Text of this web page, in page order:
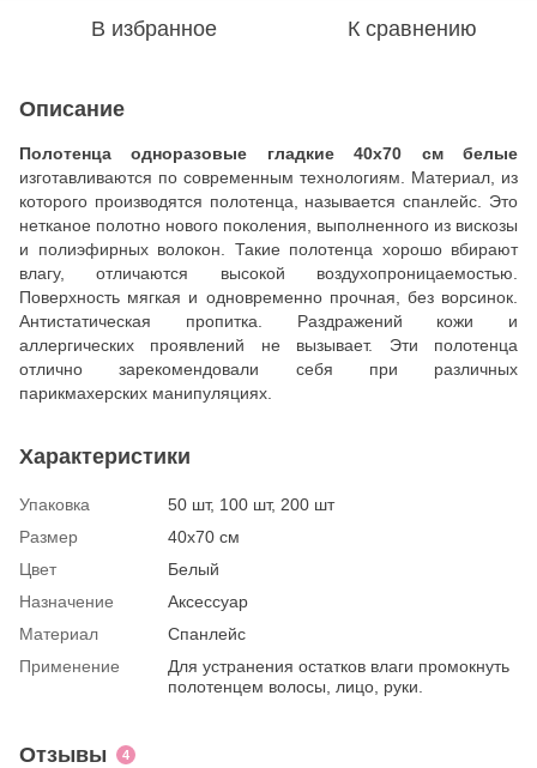
В избранное К сравнению
Описание
Полотенца одноразовые гладкие 40x70 см белые
изготавливаются по современным технологиям. Материал, из
которого производятся полотенца, называется спанлейс. Это
нетканое полотно нового поколения, выполненного из вискозы
и полиэфирных волокон. Такие полотенца хорошо вбирают
влагу, отличаются высокой воздухопроницаемостью.
Поверхность мягкая и одновременно прочная, без ворсинок.
Антистатическая пропитка. Раздражений кожи и
аллергических проявлений не вызывает. Эти полотенца
отлично зарекомендовали себя при различных
парикмахерских манипуляциях.
Характеристики
Упаковка
50 шт, 100 шт, 200 шт
Размер
40x70 см
Цвет
Белый
Назначение
Аксессуар
Материал
Спанлейс
Применение
Для устранения остатков влаги промокнуть
полотенцем волосы, лицо, руки.
Отзывы 4